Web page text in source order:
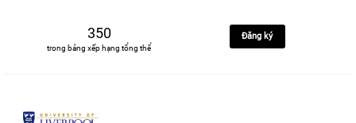
350
trong bảng xếp hạng tổng thể
Đăng ký